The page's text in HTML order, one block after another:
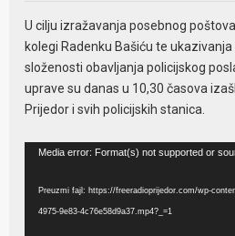
U cilju izražavanja posebnog
kolegi Radenku Bašiću te
složenosti obavljanja policijskog
uprave su danas u 10,30 časova
Prijedor i svih policijskih stanica.
Video
Media error: Format(s) not supported or
Preuzmi fajl: https://freeradioprijedor.com/wp-
4975-9e83-4c76e58d9a37.mp4?_=1